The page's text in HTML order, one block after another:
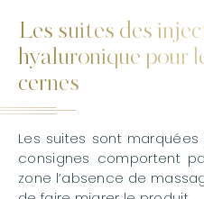
Les suites des
hyaluronique pour
cernes
Les suites sont marquées
consignes comportent
zone l’absence de